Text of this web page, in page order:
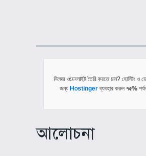
নিজের ওয়েবসাইট তৈরি করতে চান? হোস্টিং ও
জন্যHostingerব্যবহার করুন ৭৫%
আলোচনা